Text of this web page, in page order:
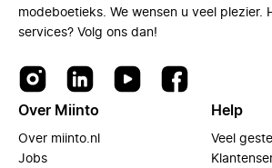
modeboetieks. We wensen u veel plezier.
services? Volg ons dan!
Over Miinto
Over miinto.nl
Jobs
Help
Veel